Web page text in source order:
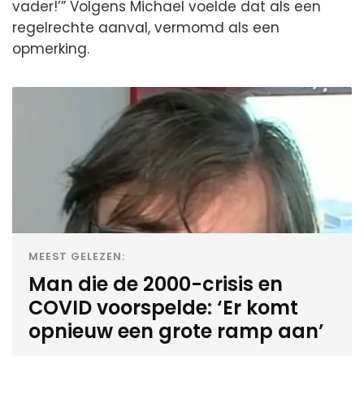
vader!’” Volgens Michael voelde dat als een
regelrechte aanval, vermomd als een
opmerking.
MEEST GELEZEN:
Man die de 2000-crisis en
COVID voorspelde: ‘Er komt
opnieuw een grote ramp aan’